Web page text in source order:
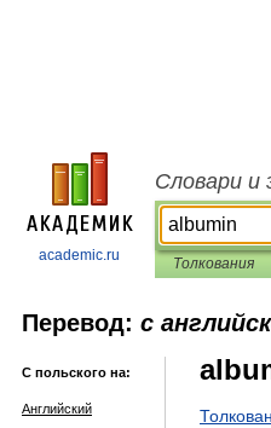
academic.ru
Словари и
Толкования
Перевод: с
С польского на:
Английский